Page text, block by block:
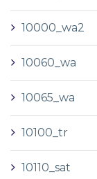
10000_wa2
10060_wa
10065_wa
10100_tr
10110_sat